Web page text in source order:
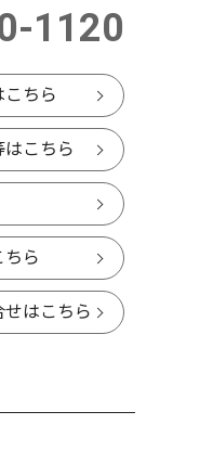
1120
ちら
こちら
ら
はこちら